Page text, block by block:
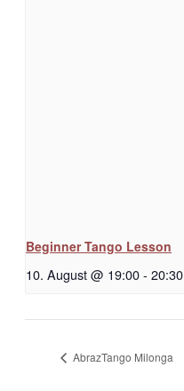
Beginner Tango Lesson
10. August @ 19:00- 20:30
AbrazTango Milonga